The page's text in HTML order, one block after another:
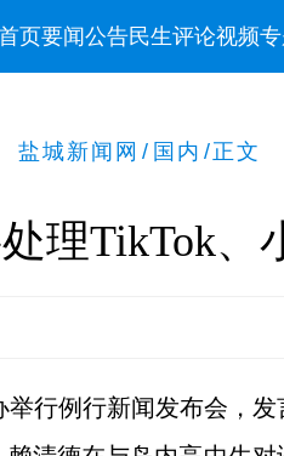
页要闻公告民生评论视频
盐城新闻网 / 国内 /正文
理TikTok
举行例行新闻发布会，